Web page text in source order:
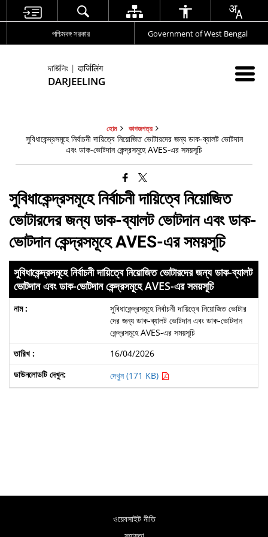
পশ্চিমবঙ্গ সরকার Government of West Bengal
দার্জিলিং | दार्जिलिंग
DARJEELING
হোম কাগজপত্র
সুবিধাকেন্দ্রসমূহে নির্বাচনী দায়িত্বে নিয়োজিত ভোটারদের জন্য ডাক-ব্যালট ভোটদান
এবং ডাক-ভোটদান কেন্দ্রসমূহে AVES-এর সময়সূচি
সুবিধাকেন্দ্রসমূহে নির্বাচনী দায়িত্বে নিয়োজিত
ভোটারদের জন্য ডাক-ব্যালট ভোটদান এবং ডাক-
ভোটদান কেন্দ্রসমূহে AVES-এর সময়সূচি
সুবিধাকেন্দ্রসমূহে নির্বাচনী দায়িত্বে নিয়োজিত ভোটারদের জন্য ডাক-ব্যালট
ভোটদান এবং ডাক-ভোটদান কেন্দ্রসমূহে AVES-এর সময়সূচি
সুবিধাকেন্দ্রসমূহে নির্বাচনী দায়িত্বে নিয়োজিত ভোটার
দের জন্য ডাক-ব্যালট ভোটদান এবং ডাক-ভোটদান
কেন্দ্রসমূহে AVES-এর সময়সূচি
16/04/2026
দেখুন (171 KB)
ওয়েবসাইট নীতি